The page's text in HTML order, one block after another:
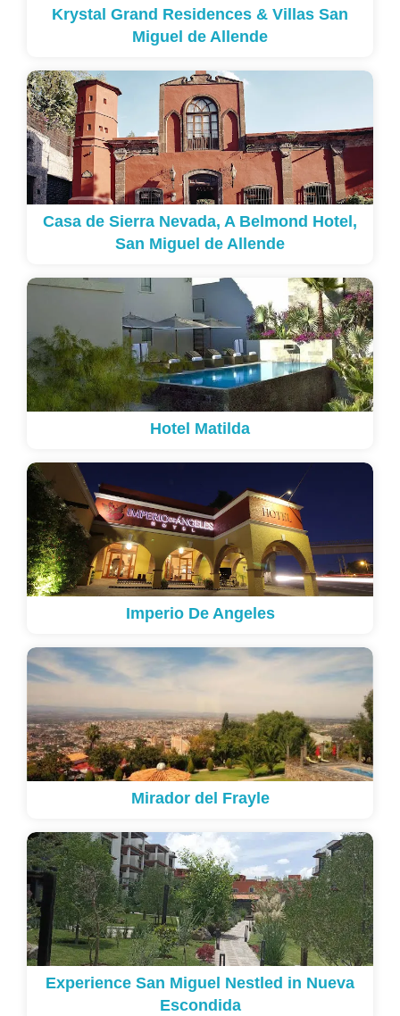
Krystal Grand Residences & Villas San
Miguel de Allende
Casa de Sierra Nevada, A Belmond Hotel,
San Miguel de Allende
Hotel Matilda
Imperio De Angeles
Mirador del Frayle
Experience San Miguel Nestled in Nueva
Escondida